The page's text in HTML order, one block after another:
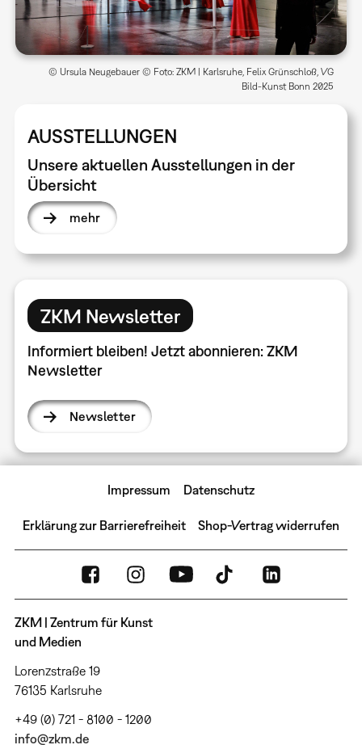
AUSSTELLUNGEN
Unsere aktuellen Ausstellungen in der
Übersicht
mehr
© Ursula Neugebauer © Foto: ZKM | Karlsruhe, Felix Grünschloß, VG
Bild-Kunst Bonn 2025
ZKM Newsletter
Informiert bleiben! Jetzt abonnieren: ZKM
Newsletter
Newsletter
Impressum Datenschutz
Erklärung zur Barrierefreiheit Shop-Vertrag widerrufen
ZKM | Zentrum für Kunst
und Medien
Lorenzstraße 19
76135 Karlsruhe
+49 (0) 721 - 8100 - 1200
info@zkm.de